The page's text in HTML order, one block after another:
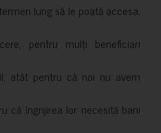
lung să le poată accesa.
pentru mulți beneficiari
atât pentru că noi nu avem
că îngrijirea lor necesită bani